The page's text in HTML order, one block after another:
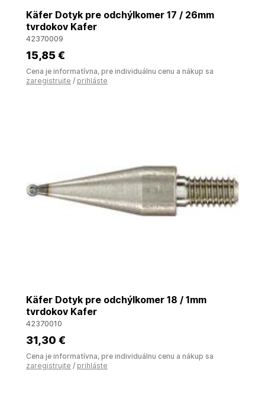
Käfer Dotyk pre odchýlkomer 17 / 26mm
tvrdokov Kafer
42370009
15,85 €
Cena je informatívna, pre individuálnu cenu a nákup sa
zaregistrujte / prihláste
Käfer Dotyk pre odchýlkomer 18 / 1mm
tvrdokov Kafer
42370010
31,30 €
Cena je informatívna, pre individuálnu cenu a nákup sa
zaregistrujte / prihláste